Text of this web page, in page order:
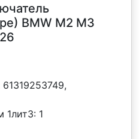
BMW M2 M3
61319253749,
1лит3: 1